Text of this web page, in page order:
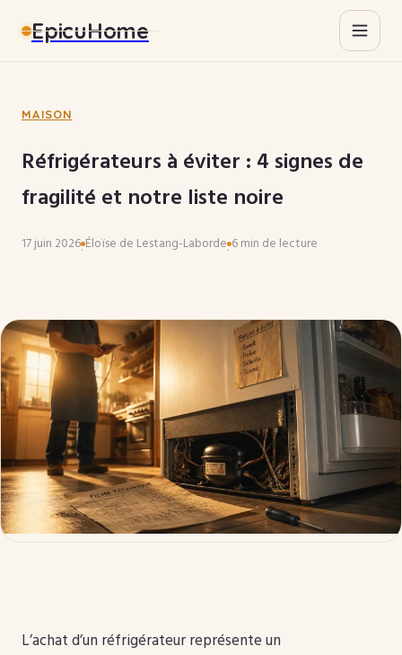
EpicuHome
Gastronomie
Maison
Bricolage
MAISON
Réfrigérateurs à éviter : 4 signes de
fragilité et notre liste noire
17 juin 2026·Éloïse de Lestang-Laborde·6 min de lecture
L’achat d’un réfrigérateur représente un